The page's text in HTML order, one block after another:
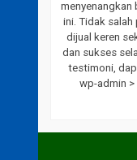
menyenangkan
ini. Tidak salah
dijual keren
dan sukses
testimoni,
wp-admin >